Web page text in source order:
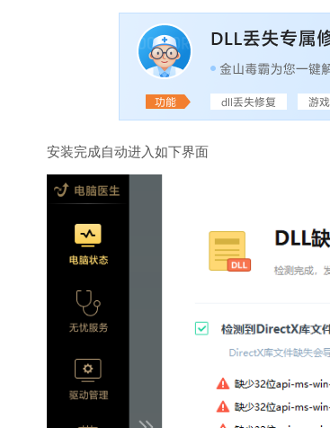
安装完成自动进入如下界面